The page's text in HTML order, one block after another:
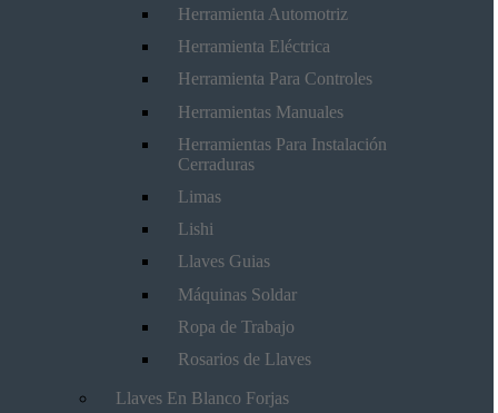
Herramienta Automotriz
Herramienta Eléctrica
Herramienta Para Controles
Herramientas Manuales
Herramientas Para Instalación
Cerraduras
Limas
Lishi
Llaves Guias
Máquinas Soldar
Ropa de Trabajo
Rosarios de Llaves
Llaves En Blanco Forjas